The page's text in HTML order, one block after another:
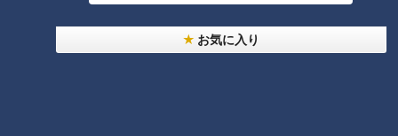
お気に入り